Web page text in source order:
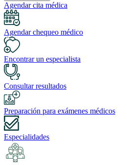
Agendar cita médica
Agendar chequeo médico
Encontrar un especialista
Consultar resultados
Preparación para exámenes médicos
Especialidades